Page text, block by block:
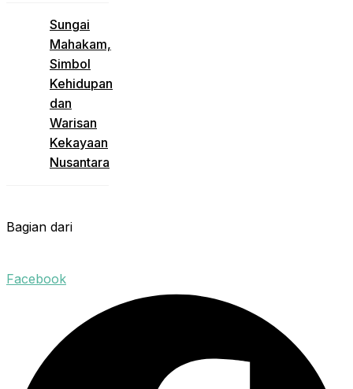
Sungai
Mahakam,
Simbol
Kehidupan
dan
Warisan
Kekayaan
Nusantara
Bagian dari
Facebook